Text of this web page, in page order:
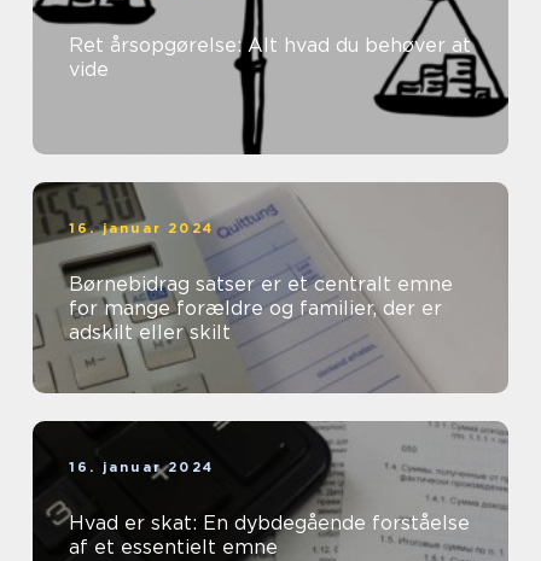
Ret årsopgørelse: Alt hvad du behøver at
vide
16. januar 2024
Børnebidrag satser er et centralt emne
for mange forældre og familier, der er
adskilt eller skilt
16. januar 2024
Hvad er skat: En dybdegående forståelse
af et essentielt emne